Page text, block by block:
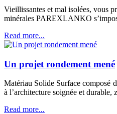
Vieillissantes et mal isolées, vous
minérales PAREXLANKO
Read more...
Un projet rondement mené
Matériau Solide Surface composé
à l’architecture soignée et
Read more...